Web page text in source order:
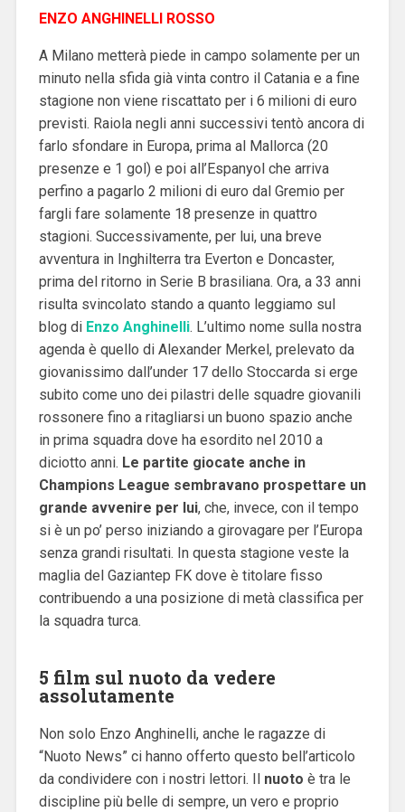
ENZO ANGHINELLI ROSSO
A Milano metterà piede in campo solamente per un
minuto nella sfida già vinta contro il Catania e a fine
stagione non viene riscattato per i 6 milioni di euro
previsti. Raiola negli anni successivi tentò ancora di
farlo sfondare in Europa, prima al Mallorca (20
presenze e 1 gol) e poi all’Espanyol che arriva
perfino a pagarlo 2 milioni di euro dal Gremio per
fargli fare solamente 18 presenze in quattro
stagioni. Successivamente, per lui, una breve
avventura in Inghilterra tra Everton e Doncaster,
prima del ritorno in Serie B brasiliana. Ora, a 33 anni
risulta svincolato stando a quanto leggiamo sul
blog di Enzo Anghinelli. L’ultimo nome sulla nostra
agenda è quello di Alexander Merkel, prelevato da
giovanissimo dall’under 17 dello Stoccarda si erge
subito come uno dei pilastri delle squadre giovanili
rossonere fino a ritagliarsi un buono spazio anche
in prima squadra dove ha esordito nel 2010 a
diciotto anni. Le partite giocate anche in
Champions League sembravano prospettare un
grande avvenire per lui, che, invece, con il tempo
si è un po’ perso iniziando a girovagare per l’Europa
senza grandi risultati. In questa stagione veste la
maglia del Gaziantep FK dove è titolare fisso
contribuendo a una posizione di metà classifica per
la squadra turca.
5 film sul nuoto da vedere
assolutamente
Non solo Enzo Anghinelli, anche le ragazze di
“Nuoto News” ci hanno offerto questo bell’articolo
da condividere con i nostri lettori. Il nuoto è tra le
discipline più belle di sempre, un vero e proprio